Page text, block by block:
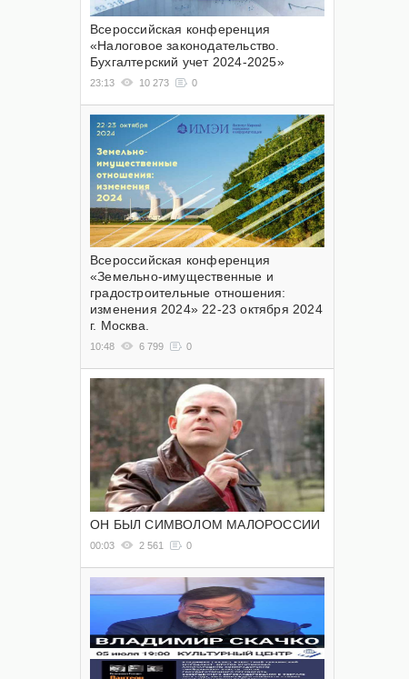
Всероссийская конференция
«Налоговое законодательство.
Бухгалтерский учет 2024-2025»
23:13 10 273 0
Всероссийская конференция
«Земельно-имущественные и
градостроительные отношения:
изменения 2024» 22-23 октября 2024
г. Москва.
10:48 6 799 0
ОН БЫЛ СИМВОЛОМ МАЛОРОССИИ
00:03 2 561 0